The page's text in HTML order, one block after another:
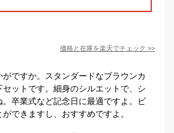
価格と在庫を楽天でチェック >>
がですか。スタンダードなブラウンカ
ットです。細身のシルエットで、シ
。卒業式など記念日に最適ですよ。ビ
できますし、おすすめですよ。